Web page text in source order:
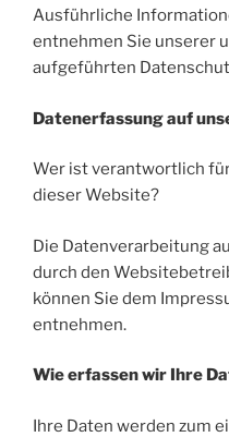
Ausführliche
entnehmen Sie unserer
aufgeführten
Datenerfassung auf
Wer ist verantwortlich
dieser Website?
Die Datenverarbeitung
durch den
können Sie dem
entnehmen.
Wie erfassen wir Ihre
Ihre Daten werden zum